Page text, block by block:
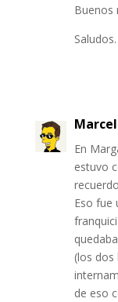
Buenos
Saludos.
En
estuvo
Eso fue
(los dos
de eso